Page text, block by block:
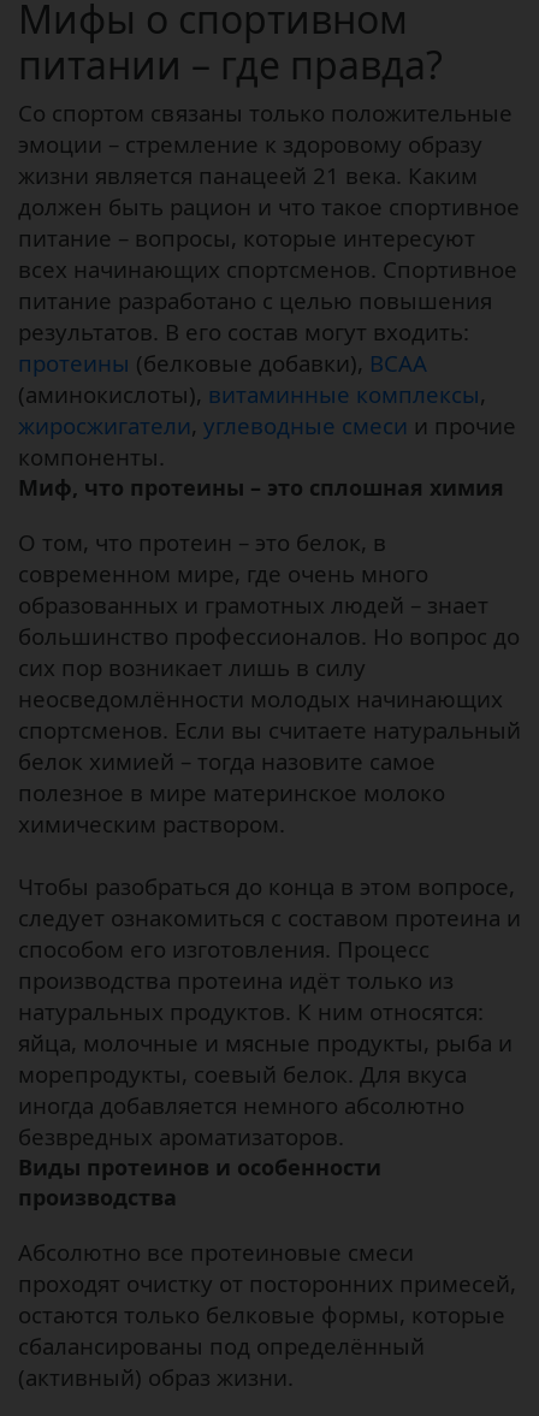
Мифы о спортивном
питании – где правда?
Со спортом связаны только положительные
эмоции – стремление к здоровому образу
жизни является панацеей 21 века. Каким
должен быть рацион и что такое спортивное
питание – вопросы, которые интересуют
всех начинающих спортсменов. Спортивное
питание разработано с целью повышения
результатов. В его состав могут входить:
протеины (белковые добавки), ВСАА
(аминокислоты), витаминные комплексы,
жиросжигатели, углеводные смеси и прочие
компоненты.
Миф, что протеины – это сплошная химия
О том, что протеин – это белок, в
современном мире, где очень много
образованных и грамотных людей – знает
большинство профессионалов. Но вопрос до
сих пор возникает лишь в силу
неосведомлённости молодых начинающих
спортсменов. Если вы считаете натуральный
белок химией – тогда назовите самое
полезное в мире материнское молоко
химическим раствором.
Чтобы разобраться до конца в этом вопросе,
следует ознакомиться с составом протеина и
способом его изготовления. Процесс
производства протеина идёт только из
натуральных продуктов. К ним относятся:
яйца, молочные и мясные продукты, рыба и
морепродукты, соевый белок. Для вкуса
иногда добавляется немного абсолютно
безвредных ароматизаторов.
Виды протеинов и особенности
производства
Абсолютно все протеиновые смеси
проходят очистку от посторонних примесей,
остаются только белковые формы, которые
сбалансированы под определённый
(активный) образ жизни.